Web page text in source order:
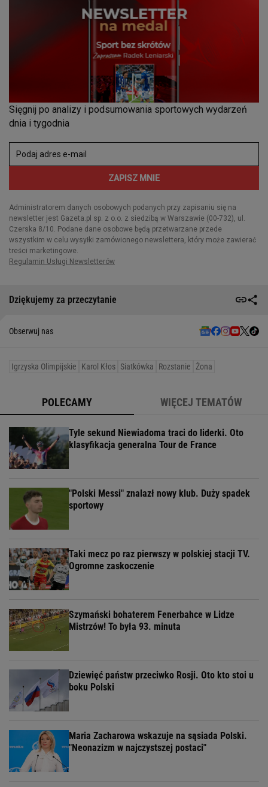
Dziękujemy za przeczytanie
Obserwuj nas
Igrzyska Olimpijskie Karol Kłos Siatkówka Rozstanie Żona
POLECAMY WIĘCEJ TEMATÓW
Tyle sekund Niewiadoma traci do liderki. Oto
klasyfikacja generalna Tour de France
"Polski Messi" znalazł nowy klub. Duży spadek
sportowy
Taki mecz po raz pierwszy w polskiej stacji TV.
Ogromne zaskoczenie
Szymański bohaterem Fenerbahce w Lidze
Mistrzów! To była 93. minuta
Dziewięć państw przeciwko Rosji. Oto kto stoi u
boku Polski
Maria Zacharowa wskazuje na sąsiada Polski.
"Neonazizm w najczystszej postaci"